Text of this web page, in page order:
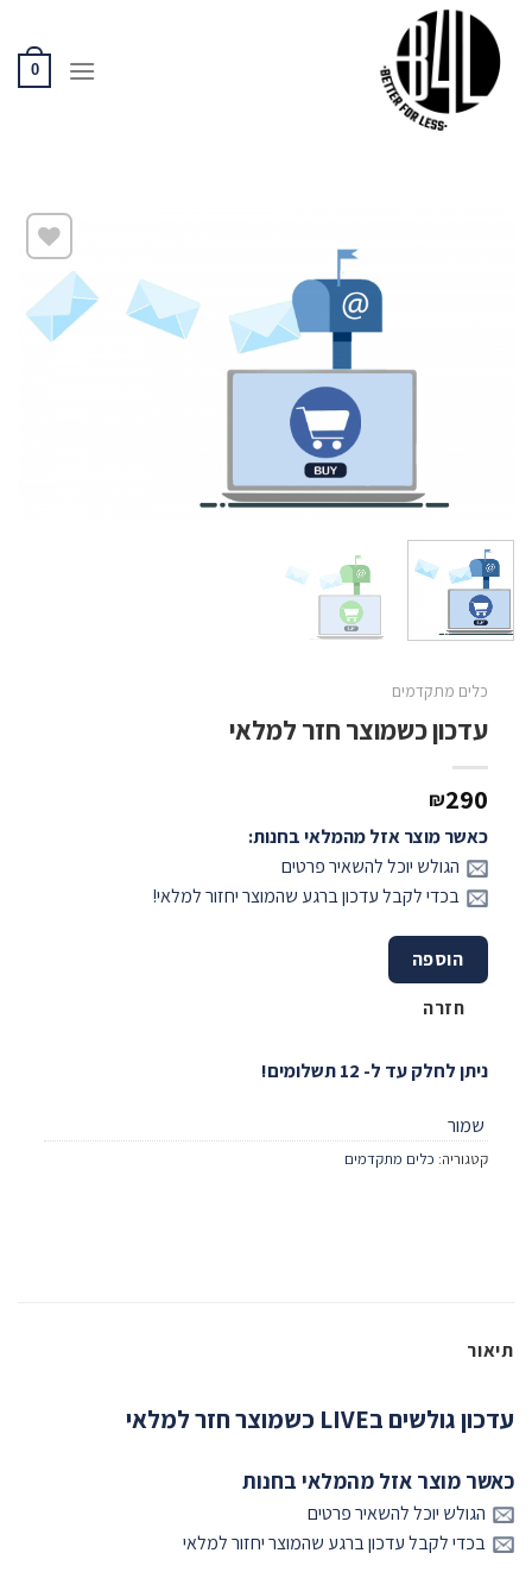
content
0
שמור
כלים מתקדמים
עדכון כשמוצר חזר למלאי
₪290
כאשר מוצר אזל מהמלאי בחנות:
הגולש יוכל להשאיר פרטים
בכדי לקבל עדכון ברגע שהמוצר יחזור למלאי!
הוספה
חזרה
ניתן לחלק עד ל- 12 תשלומים!
שמור
קטגוריה: כלים מתקדמים
תיאור
עדכון גולשים בLIVE כשמוצר חזר למלאי
כאשר מוצר אזל מהמלאי בחנות
הגולש יוכל להשאיר פרטים
בכדי לקבל עדכון ברגע שהמוצר יחזור למלאי